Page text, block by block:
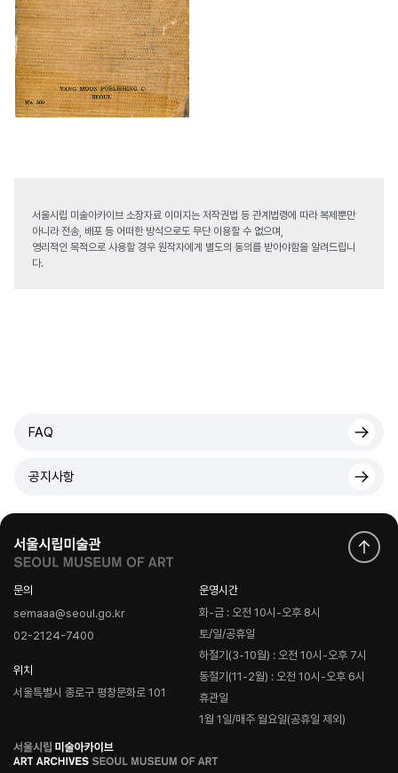
서울시립 미술아카이브 소장자료 이미지는 저작권법 등 관계법령에 따라 복제뿐만
아니라 전송, 배포 등 어떠한 방식으로도 무단 이용할 수 없으며,
영리적인 목적으로 사용할 경우 원작자에게 별도의 동의를 받아야함을 알려드립니
다.
FAQ
공지사항
문의
semaaa@seoul.go.kr
02-2124-7400
위치
서울특별시 종로구 평창문화로 101
운영시간
화-금 : 오전 10시-오후 8시
토/일/공휴일
하절기(3-10월) : 오전 10시-오후 7시
동절기(11-2월) : 오전 10시-오후 6시
휴관일
1월 1일/매주 월요일(공휴일 제외)
로
고